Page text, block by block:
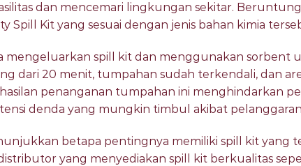
dan mencemari lingkungan sekitar.
Spill Kit yang sesuai dengan jenis bahan kimia
mengeluarkan spill kit dan menggunakan sorbent
dari 20 menit, tumpahan sudah terkendali, dan
penanganan tumpahan ini menghindarkan
denda yang mungkin timbul akibat
betapa pentingnya memiliki spill kit yang
yang menyediakan spill kit berkualitas